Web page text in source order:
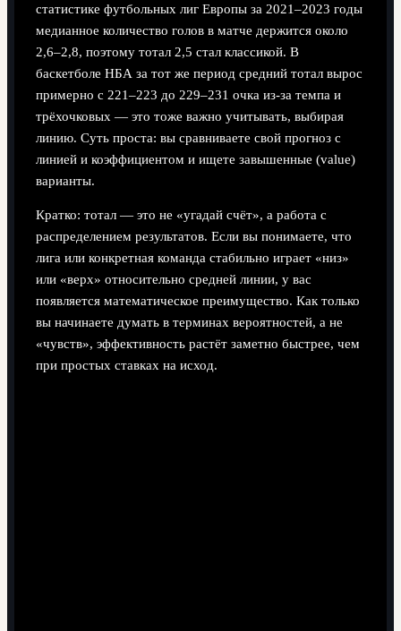
статистике футбольных лиг Европы за 2021–2023 годы
медианное количество голов в матче держится около
2,6–2,8, поэтому тотал 2,5 стал классикой. В
баскетболе НБА за тот же период средний тотал вырос
примерно с 221–223 до 229–231 очка из‑за темпа и
трёхочковых — это тоже важно учитывать, выбирая
линию. Суть проста: вы сравниваете свой прогноз с
линией и коэффициентом и ищете завышенные (value)
варианты.
Кратко: тотал — это не «угадай счёт», а работа с
распределением результатов. Если вы понимаете, что
лига или конкретная команда стабильно играет «низ»
или «верх» относительно средней линии, у вас
появляется математическое преимущество. Как только
вы начинаете думать в терминах вероятностей, а не
«чувств», эффективность растёт заметно быстрее, чем
при простых ставках на исход.